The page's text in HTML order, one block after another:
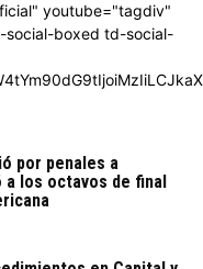
youtube="tagdiv"
boxed td-social-
por penales a
a los octavos de final